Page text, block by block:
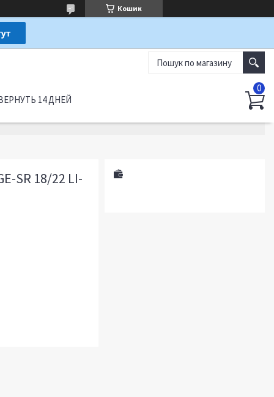
Кошик
14 ДНЕЙ
SR 18/22 LI-